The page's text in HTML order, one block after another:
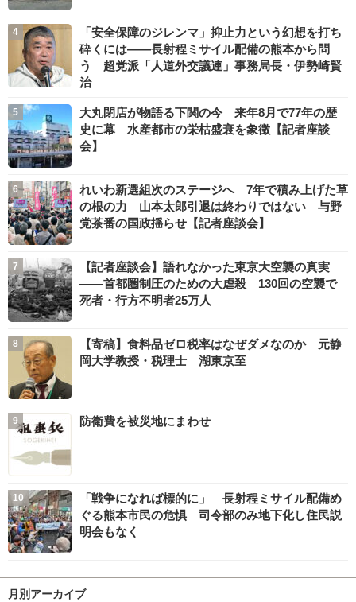
「安全保障のジレンマ」抑止力という幻想を打ち
砕くには――長射程ミサイル配備の熊本から問
う 超党派「人道外交議連」事務局長・伊勢崎賢
治
大丸閉店が物語る下関の今 来年8月で77年の歴
史に幕 水産都市の栄枯盛衰を象徴【記者座談
会】
れいわ新選組次のステージへ 7年で積み上げた草
の根の力 山本太郎引退は終わりではない 与野
党茶番の国政揺らせ【記者座談会】
【記者座談会】語れなかった東京大空襲の真実
――首都圏制圧のための大虐殺 130回の空襲で
死者・行方不明者25万人
【寄稿】食料品ゼロ税率はなぜダメなのか 元静
岡大学教授・税理士 湖東京至
防衛費を被災地にまわせ
「戦争になれば標的に」 長射程ミサイル配備め
ぐる熊本市民の危惧 司令部のみ地下化し住民説
明会もなく
月別アーカイブ